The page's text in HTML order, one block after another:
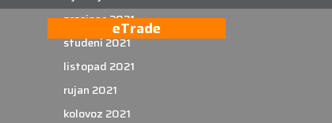
prosinac 2021
studeni 2021
listopad 2021
rujan 2021
kolovoz 2021
eTrade